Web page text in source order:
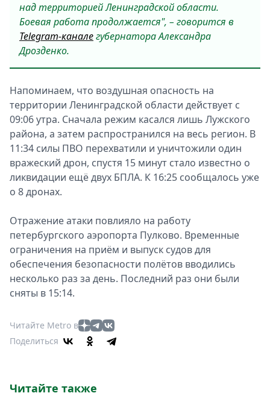
над территорией Ленинградской области.
Боевая работа продолжается", – говорится в
Telegram-каналегубернатора Александра
Дрозденко.
Напоминаем, что воздушная опасность на
территории Ленинградской области действует с
09:06 утра. Сначала режим касался лишь Лужского
района, а затем распространился на весь регион. В
11:34 силы ПВО перехватили и уничтожили один
вражеский дрон, спустя 15 минут стало известно о
ликвидации ещё двух БПЛА. К 16:25 сообщалось уже
о 8 дронах.
Отражение атаки повлияло на работу
петербургского аэропорта Пулково. Временные
ограничения на приём и выпуск судов для
обеспечения безопасности полётов вводились
несколько раз за день. Последний раз они были
сняты в 15:14.
Читайте Metro в
Поделиться
Читайте также